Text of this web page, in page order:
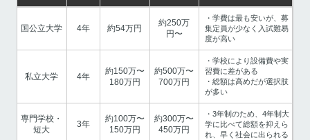
国公立大学 4年 約54万円
約250万
円〜
・学費は最も安いが、募
集定員が少なく入試難易
度が高い
私立大学 4年
約150万〜
180万円
約500万〜
700万円
・学校により設備費や実
習費に差がある
・総額は高めだが選択肢
が多い
専門学校・
短大
3年
約100万〜
150万円
約300万〜
450万円
・3年制のため、4年制大
学に比べて総額を抑えら
れ、早く社会に出られる